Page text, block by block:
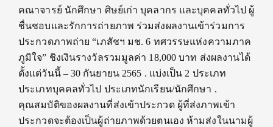
คณาจารย์ นักศึกษา ศิษย์เก่า บุคลากร และบุคคลทั่วไป ผู้
ชื่นชอบและรักการถ่ายภาพ ร่วมส่งผลงานเข้าร่วมการ
ประกวดภาพถ่าย “เภสัชฯ มช. 6 ทศวรรษแห่งความภาค
ภูมิใจ” ชิงเงินรางวัลรวมมูลค่า 18,000 บาท ส่งผลงานได้
ตั้งแต่วันนี้ – 30 กันยายน 2565 . แบ่งเป็น 2 ประเภท
ประเภทบุคคลทั่วไป ประเภทนักเรียน/นักศึกษา .
คุณสมบัติของผลงานที่ส่งเข้าประกวด ผู้ที่ส่งภาพเข้า
ประกวดจะต้องเป็นผู้ถ่ายภาพด้วยตนเอง ห้ามส่งในนามผู้